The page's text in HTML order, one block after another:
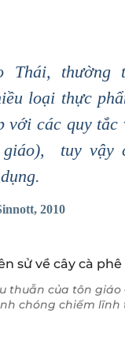
Thái, thường
loại thực
với các quy tắc
giáo), tuy vậy
2010
thuẫn của tôn giáo
chóng chiếm lĩnh